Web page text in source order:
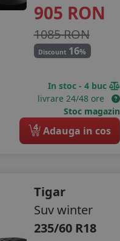
905 RON
1085 RON
Discount 16%
In stoc - 4 buc
livrare 24/48 ore
Stoc magazin
4 Adauga in cos
Tigar
Suv winter
235/60 R18